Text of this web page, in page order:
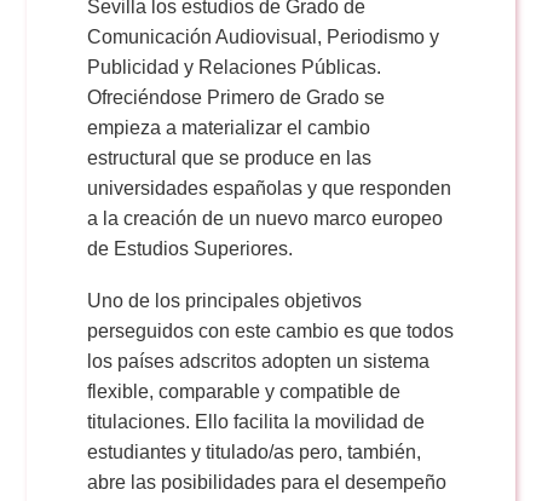
Sevilla los estudios de Grado de
Comunicación Audiovisual, Periodismo y
Publicidad y Relaciones Públicas.
Ofreciéndose Primero de Grado se
empieza a materializar el cambio
estructural que se produce en las
universidades españolas y que responden
a la creación de un nuevo marco europeo
de Estudios Superiores.
Uno de los principales objetivos
perseguidos con este cambio es que todos
los países adscritos adopten un sistema
flexible, comparable y compatible de
titulaciones. Ello facilita la movilidad de
estudiantes y titulado/as pero, también,
abre las posibilidades para el desempeño